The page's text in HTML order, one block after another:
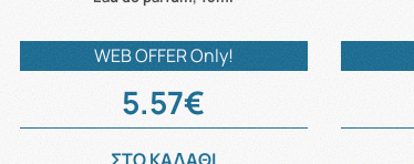
WEB OFFER Only!
5.57€